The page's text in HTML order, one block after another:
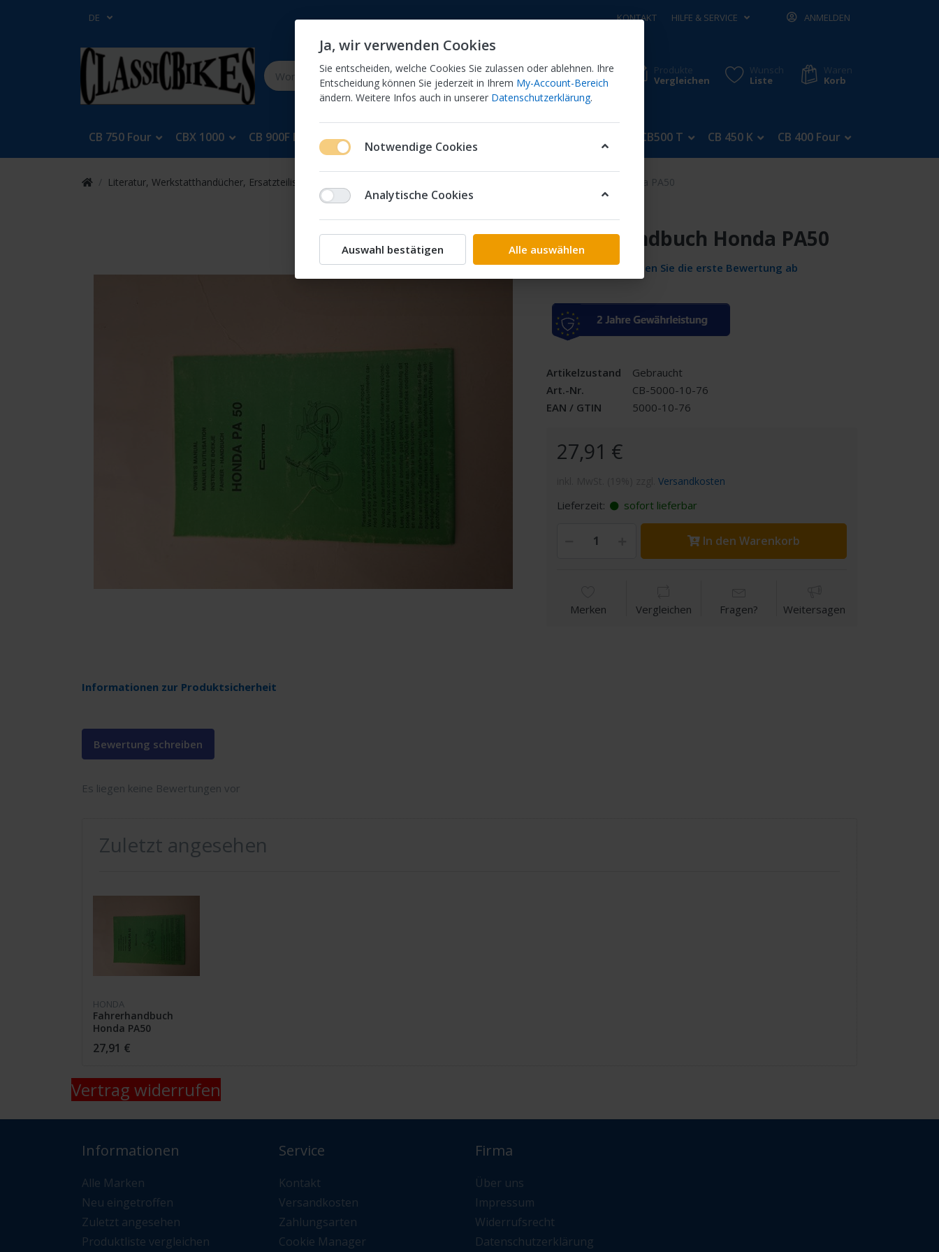
DE KONTAKT HILFE & SERVICE ANMELDEN
Produkte
Vergleichen
Wunsch
Liste
Waren
Korb
CB 750 Four CBX 1000 CB 900F Bol Dor CB500 T CB 450 K CB 400 Four
Literatur, Werkstatthandücher, Ersatzteilisten Fahrerhandbuch Honda PA50
Informationen zur Produktsicherheit
Honda
Fahrerhandbuch Honda PA50
Geben Sie die erste Bewertung ab
Artikelzustand
Gebraucht
Art.-Nr.
CB-5000-10-76
EAN / GTIN
5000-10-76
27,91 €
Versandkosten
Lieferzeit: sofort lieferbar
In den Warenkorb
Merken Vergleichen Fragen? Weitersagen
Bewertung schreiben
Es liegen keine Bewertungen vor
Zuletzt angesehen
HONDA
Fahrerhandbuch
Honda PA50
27,91 €
Vertrag widerrufen
Informationen
Alle Marken
Neu eingetroffen
Zuletzt angesehen
Produktliste vergleichen
Service
Kontakt
Versandkosten
Zahlungsarten
Cookie Manager
Firma
Über uns
Impressum
Widerrufsrecht
Datenschutzerklärung
Ja, wir verwenden Cookies
Sie entscheiden, welche Cookies Sie zulassen oder ablehnen. Ihre
Entscheidung können Sie jederzeit in Ihrem My-Account-Bereich
ändern. Weitere Infos auch in unserer Datenschutzerklärung.
Notwendige Cookies
Analytische Cookies
Auswahl bestätigen Alle auswählen